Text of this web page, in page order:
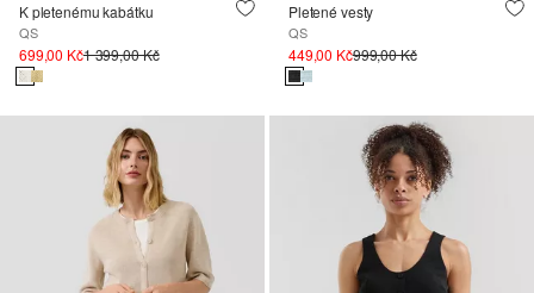
K pletenému kabátku
QS
699,00 Kč1 399,00 Kč
Pletené vesty
QS
449,00 Kč999,00 Kč